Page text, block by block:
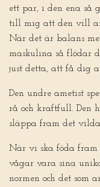
ett par, i den ena så
till mig att den vill
När det är balans
maskulina så flödar
just detta, att få dig
Den undre ametist
rå och kraftfull. Den
släppa fram det
När vi ska föda fram
vågar vara sina
normen och det som